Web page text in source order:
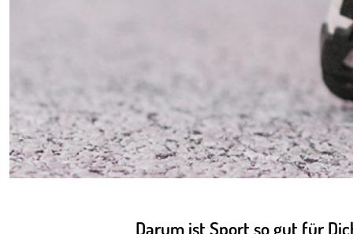
Darum ist Sport so gut für